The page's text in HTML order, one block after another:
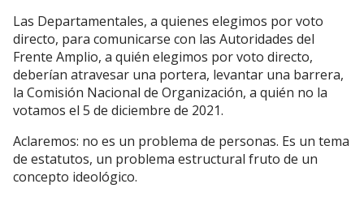
Las Departamentales, a quienes elegimos por voto
directo, para comunicarse con las Autoridades del
Frente Amplio, a quién elegimos por voto directo,
deberían atravesar una portera, levantar una barrera,
la Comisión Nacional de Organización, a quién no la
votamos el 5 de diciembre de 2021.
Aclaremos: no es un problema de personas. Es un tema
de estatutos, un problema estructural fruto de un
concepto ideológico.